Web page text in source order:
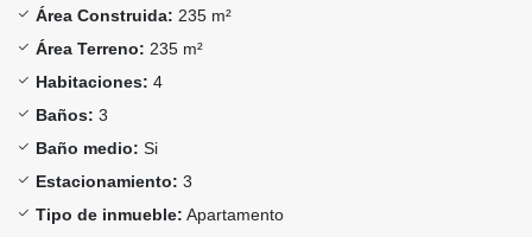
Área Construida: 235 m²
Área Terreno: 235 m²
Habitaciones: 4
Baños: 3
Baño medio: Si
Estacionamiento: 3
Tipo de inmueble: Apartamento